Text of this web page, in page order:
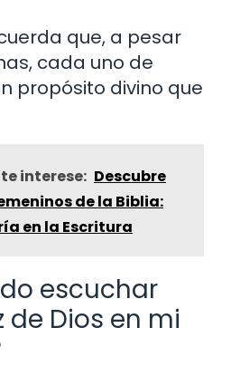
que, a pesar
cada uno de
propósito divino que
interese: Descubre
de la Biblia:
en la Escritura
escuchar
de Dios en mi